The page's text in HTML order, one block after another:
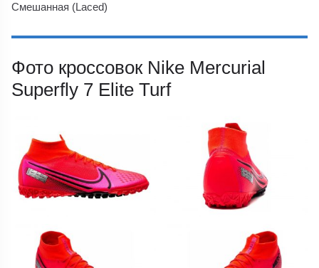
Смешанная (Laced)
Фото кроссовок Nike Mercurial
Superfly 7 Elite Turf